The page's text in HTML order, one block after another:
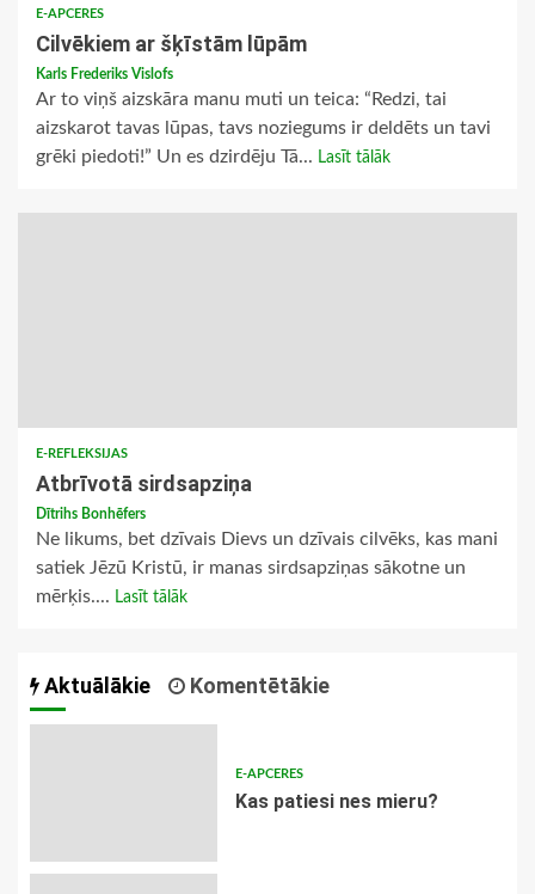
E-APCERES
Cilvēkiem ar šķīstām lūpām
Karls Frederiks Vislofs
Ar to viņš aizskāra manu muti un teica: “Redzi, tai
aizskarot tavas lūpas, tavs noziegums ir deldēts un tavi
grēki piedoti!” Un es dzirdēju Tā... Lasīt tālāk
E-REFLEKSIJAS
Atbrīvotā sirdsapziņa
Dītrihs Bonhēfers
Ne likums, bet dzīvais Dievs un dzīvais cilvēks, kas mani
satiek Jēzū Kristū, ir manas sirdsapziņas sākotne un
mērķis.... Lasīt tālāk
Aktuālākie Komentētākie
E-APCERES
​Kas patiesi nes mieru?